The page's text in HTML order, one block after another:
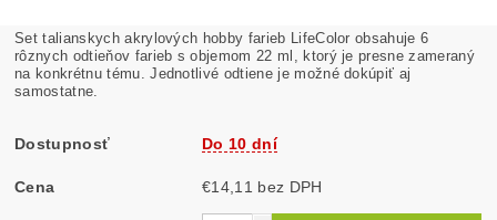
Set talianskych akrylových hobby farieb LifeColor obsahuje 6
rôznych odtieňov farieb s objemom 22 ml, ktorý je presne zameraný
na konkrétnu tému. Jednotlivé odtiene je možné dokúpiť aj
samostatne.
Dostupnosť Do 10 dní
Cena €14,11 bez DPH